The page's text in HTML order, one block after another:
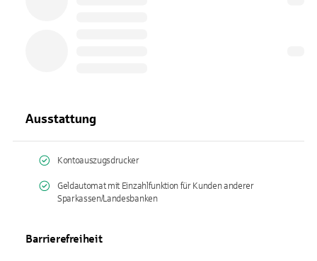
Ausstattung
Kontoauszugsdrucker
Geldautomat mit Einzahlfunktion für Kunden anderer
Sparkassen/Landesbanken
Barrierefreiheit